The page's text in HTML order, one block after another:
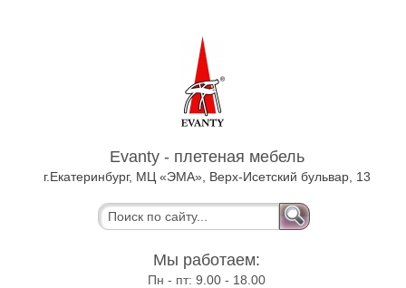
Evanty - плетеная мебель
г.Екатеринбург, МЦ «ЭМА», Верх-Исетский бульвар, 13
Мы работаем:
Пн - пт:9.00 - 18.00